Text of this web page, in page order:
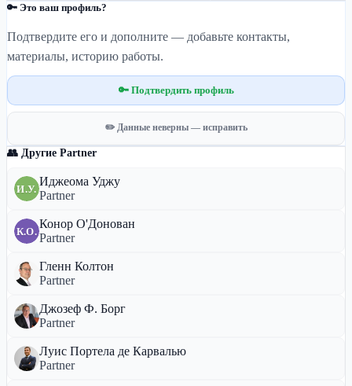
🔑 Это ваш профиль?
Подтвердите его и дополните — добавьте контакты,
материалы, историю работы.
🔑 Подтвердить профиль
✏️ Данные неверны — исправить
👥 Другие Partner
И.У.
Иджеома Уджу
Partner
К.О.
Конор О'Донован
Partner
Гленн Колтон
Partner
Джозеф Ф. Борг
Partner
Луис Портела де Карвалью
Partner